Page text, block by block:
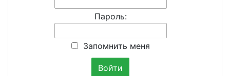
Пароль:
Запомнить меня